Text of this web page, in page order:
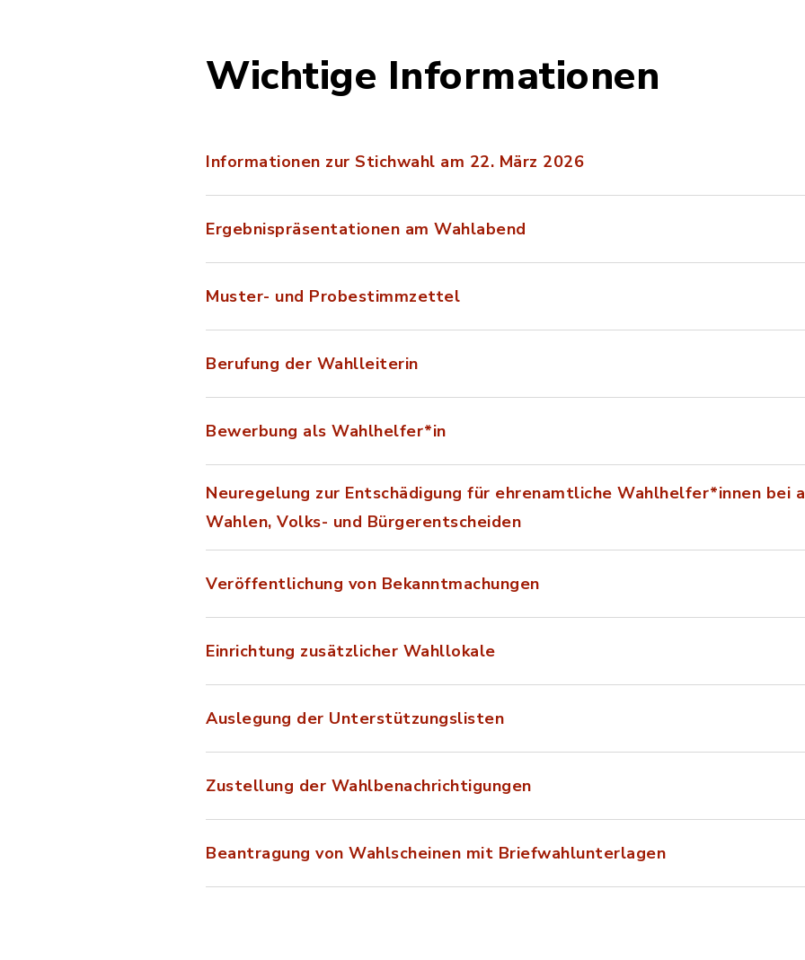
Wichtige Informationen
Informationen zur Stichwahl am 22. März 2026
Ergebnispräsentationen am Wahlabend
Muster- und Probestimmzettel
Berufung der Wahlleiterin
Bewerbung als Wahlhelfer*in
Neuregelung zur Entschädigung für ehrenamtliche Wahlhelfer*innen bei
Wahlen, Volks- und Bürgerentscheiden
Veröffentlichung von Bekanntmachungen
Einrichtung zusätzlicher Wahllokale
Auslegung der Unterstützungslisten
Zustellung der Wahlbenachrichtigungen
Beantragung von Wahlscheinen mit Briefwahlunterlagen